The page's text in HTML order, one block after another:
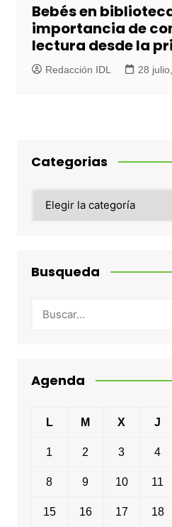
Bebés en
importancia de
lectura desde la
Redacción IDL 28
Categorias
Busqueda
Agenda
L M X J
1 2 3 4
8 9 10 11
15 16 17 18